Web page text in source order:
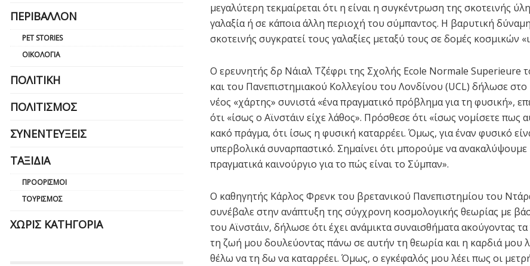
μεγαλύτερη τεκμαίρεται ότι η είναι η συγκέντρωση της σκοτεινής
γαλαξία ή σε κάποια άλλη περιοχή του σύμπαντος. Η βαρυτική
σκοτεινής συγκρατεί τους γαλαξίες μεταξύ τους σε δομές κοσμικών
Ο ερευνητής δρ Νάιαλ Τζέφρι της Σχολής Ecole Normale Superieure
και του Πανεπιστημιακού Κολλεγίου του Λονδίνου (UCL) δήλωσε στο
νέος «χάρτης» συνιστά «ένα πραγματικό πρόβλημα για τη φυσική»,
ότι «ίσως ο Αϊνστάιν είχε λάθος». Πρόσθεσε ότι «ίσως νομίσετε πως
κακό πράγμα, ότι ίσως η φυσική καταρρέει. Όμως, για έναν φυσικό
υπερβολικά συναρπαστικό. Σημαίνει ότι μπορούμε να ανακαλύψουμε
πραγματικά καινούργιο για το πώς είναι το Σύμπαν».
Ο καθηγητής Κάρλος Φρενκ του βρετανικού Πανεπιστημίου του
συνέβαλε στην ανάπτυξη της σύγχρονη κοσμολογικής θεωρίας με
του Αϊνστάιν, δήλωσε ότι έχει ανάμικτα συναισθήματα ακούγοντας
τη ζωή μου δουλεύοντας πάνω σε αυτήν τη θεωρία και η καρδιά μου
θέλω να τη δω να καταρρέει. Όμως, ο εγκέφαλός μου λέει πως οι
ΠΕΡΙΒΆΛΛΟΝ
PET STORIES
ΟΙΚΟΛΟΓΊΑ
ΠΟΛΙΤΙΚΉ
ΠΟΛΙΤΙΣΜΌΣ
ΣΥΝΕΝΤΕΎΞΕΙΣ
ΤΑΞΊΔΙΑ
ΠΡΟΟΡΙΣΜΟΊ
ΤΟΥΡΙΣΜΌΣ
ΧΩΡΊΣ ΚΑΤΗΓΟΡΊΑ